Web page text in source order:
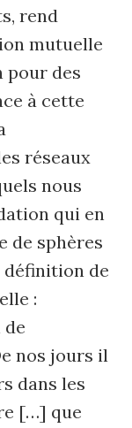
rend
mutuelle
pour des
à cette
réseaux
nous
qui en
de sphères
définition de
:
de
nos jours il
dans les
[…] que